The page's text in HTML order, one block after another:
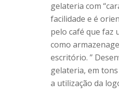
gelateria com
facilidade e é
pelo café que faz
como
escritório. ”
gelateria, em
a utilização da